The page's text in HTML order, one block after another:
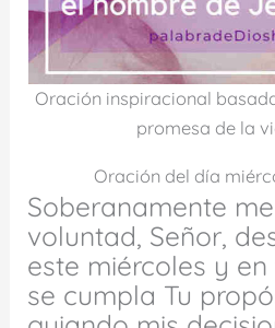
Oración inspiracional
promesa de la
Oración del día
Soberanamente
voluntad, Señor,
este miércoles y
se cumpla Tu